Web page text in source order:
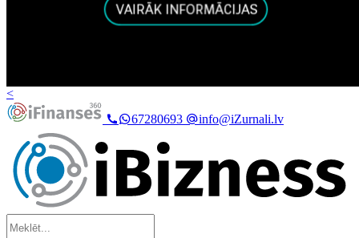
<
67280693
info@iZurnali.lv